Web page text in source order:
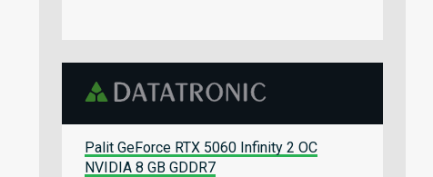
Palit GeForce RTX 5060 Infinity 2 OC
NVIDIA 8 GB GDDR7